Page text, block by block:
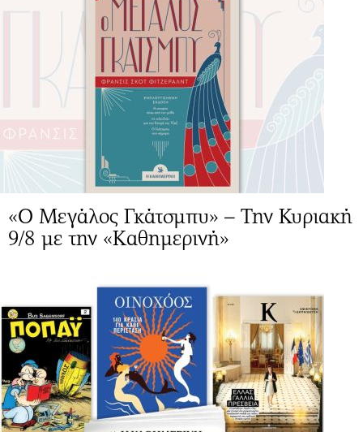
«Ο Μεγάλος Γκάτσμπυ» – Την Κυριακή
9/8 με την «Καθημερινή»